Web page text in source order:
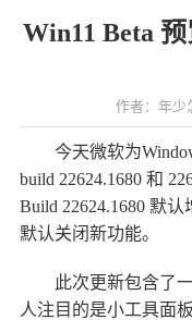
Win11 Beta
作者：年少
今天微软为
build 22624.1680 和
Build 22624.1680 默
默认关闭新功能。
此次更新包含了
人注目的是小工具面